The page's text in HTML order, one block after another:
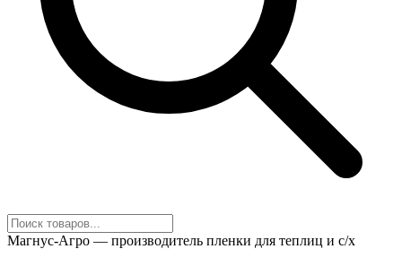
Магнус-Агро — производитель пленки для теплиц и с/х